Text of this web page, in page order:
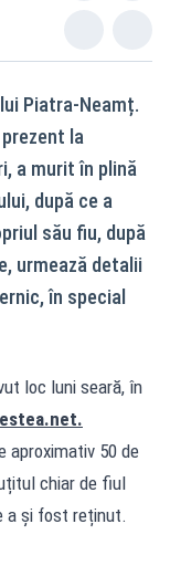
Piatra-Neamț.
la
a murit în plină
după ce a
său fiu, după
urmează detalii
în special
loc luni seară, în
.
aproximativ 50 de
chiar de fiul
a și fost reținut.